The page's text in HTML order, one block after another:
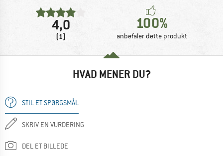
4,0
(1)
100%
anbefaler dette produkt
HVAD MENER DU?
STIL ET SPØRGSMÅL
SKRIV EN VURDERING
DEL ET BILLEDE